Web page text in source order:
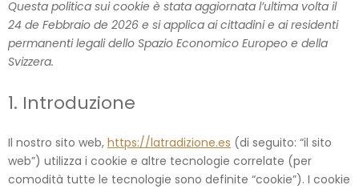
Questa politica sui cookie è stata aggiornata l’ultima volta il
24 de Febbraio de 2026 e si applica ai cittadini e ai residenti
permanenti legali dello Spazio Economico Europeo e della
Svizzera.
1. Introduzione
Il nostro sito web, https://latradizione.es (di seguito: “il sito
web”) utilizza i cookie e altre tecnologie correlate (per
comodità tutte le tecnologie sono definite “cookie”). I cookie
Consent
to
service
Consent
to
service
Consent
to
service
Consent
to
service
Consent
to
service